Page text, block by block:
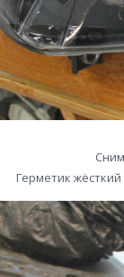
Герметик